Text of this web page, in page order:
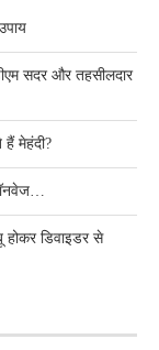
सदर और तहसीलदार
मेहंदी?
डिवाइडर से